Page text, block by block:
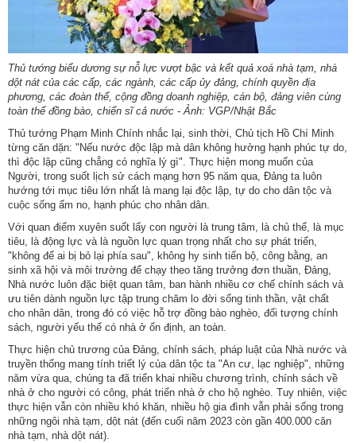
Thủ tướng biểu dương sự nỗ lực vượt bậc và kết quả xoá nhà tạm, nhà
dột nát của các cấp, các ngành, các cấp ủy đảng, chính quyền địa
phương, các đoàn thể, cộng đồng doanh nghiệp, cán bộ, đảng viên cùng
toàn thể đồng bào, chiến sĩ cả nước - Ảnh: VGP/Nhật Bắc
Thủ tướng Phạm Minh Chính nhắc lại, sinh thời, Chủ tịch Hồ Chí Minh
từng căn dặn: "Nếu nước độc lập mà dân không hưởng hạnh phúc tự do,
thì độc lập cũng chẳng có nghĩa lý gì". Thực hiện mong muốn của
Người, trong suốt lịch sử cách mạng hơn 95 năm qua, Đảng ta luôn
hướng tới mục tiêu lớn nhất là mang lại độc lập, tự do cho dân tộc và
cuộc sống ấm no, hạnh phúc cho nhân dân.
Với quan điểm xuyên suốt lấy con người là trung tâm, là chủ thể, là mục
tiêu, là động lực và là nguồn lực quan trọng nhất cho sự phát triển,
"không để ai bị bỏ lại phía sau", không hy sinh tiến bộ, công bằng, an
sinh xã hội và môi trường để chạy theo tăng trưởng đơn thuần, Đảng,
Nhà nước luôn đặc biệt quan tâm, ban hành nhiều cơ chế chính sách và
ưu tiên dành nguồn lực tập trung chăm lo đời sống tinh thần, vật chất
cho nhân dân, trong đó có việc hỗ trợ đồng bào nghèo, đối tượng chính
sách, người yếu thế có nhà ở ổn định, an toàn.
Thực hiện chủ trương của Đảng, chính sách, pháp luật của Nhà nước và
truyền thống mang tính triết lý của dân tộc ta "An cư, lạc nghiệp", những
năm vừa qua, chúng ta đã triển khai nhiều chương trình, chính sách về
nhà ở cho người có công, phát triển nhà ở cho hộ nghèo. Tuy nhiên, việc
thực hiện vẫn còn nhiều khó khăn, nhiều hộ gia đình vẫn phải sống trong
những ngôi nhà tạm, dột nát (đến cuối năm 2023 còn gần 400.000 căn
nhà tạm, nhà dột nát).